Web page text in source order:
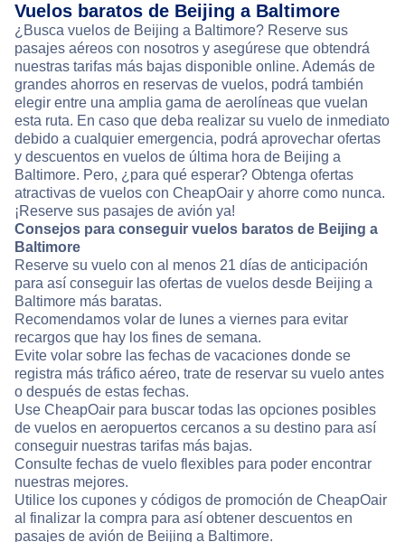
Vuelos baratos de Beijing a Baltimore
¿Busca vuelos de Beijing a Baltimore? Reserve sus
pasajes aéreos con nosotros y asegúrese que obtendrá
nuestras tarifas más bajas disponible online. Además de
grandes ahorros en reservas de vuelos, podrá también
elegir entre una amplia gama de aerolíneas que vuelan
esta ruta. En caso que deba realizar su vuelo de inmediato
debido a cualquier emergencia, podrá aprovechar ofertas
y descuentos en vuelos de última hora de Beijing a
Baltimore. Pero, ¿para qué esperar? Obtenga ofertas
atractivas de vuelos con CheapOair y ahorre como nunca.
¡Reserve sus pasajes de avión ya!
Consejos para conseguir vuelos baratos de Beijing a
Baltimore
Reserve su vuelo con al menos 21 días de anticipación
para así conseguir las ofertas de vuelos desde Beijing a
Baltimore más baratas.
Recomendamos volar de lunes a viernes para evitar
recargos que hay los fines de semana.
Evite volar sobre las fechas de vacaciones donde se
registra más tráfico aéreo, trate de reservar su vuelo antes
o después de estas fechas.
Use CheapOair para buscar todas las opciones posibles
de vuelos en aeropuertos cercanos a su destino para así
conseguir nuestras tarifas más bajas.
Consulte fechas de vuelo flexibles para poder encontrar
nuestras mejores.
Utilice los cupones y códigos de promoción de CheapOair
al finalizar la compra para así obtener descuentos en
pasajes de avión de Beijing a Baltimore.